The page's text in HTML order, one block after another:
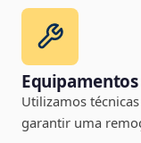
Utilizamos
garantir uma